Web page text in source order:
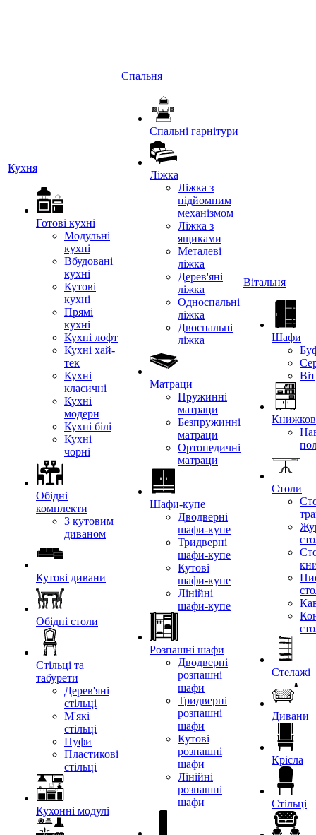
Кухня
Готові кухні
Модульні
кухні
Вбудовані
кухні
Кутові
кухні
Прямі
кухні
Кухні лофт
Кухні хай-
тек
Кухні
класичні
Кухні
модерн
Кухні білі
Кухні
чорні
Обідні
комплекти
З кутовим
диваном
Кутові дивани
Обідні столи
Стільці та
табурети
Дерев'яні
стільці
М'які
стільці
Пуфи
Пластикові
стільці
Кухонні модулі
Спальня
Спальні гарнітури
Ліжка
Ліжка з
підйомним
механізмом
Ліжка з
ящиками
Металеві
ліжка
Дерев'яні
ліжка
Односпальні
ліжка
Двоспальні
ліжка
Матраци
Пружинні
матраци
Безпружинні
матраци
Ортопедичні
матраци
Шафи-купе
Дводверні
шафи-купе
Тридверні
шафи-купе
Кутові
шафи-купе
Лінійні
шафи-купе
Розпашні шафи
Дводверні
розпашні
шафи
Тридверні
розпашні
шафи
Кутові
розпашні
шафи
Лінійні
розпашні
шафи
Вітальня
Шафи
Столи
Стелажі
Дивани
Крісла
Стільці